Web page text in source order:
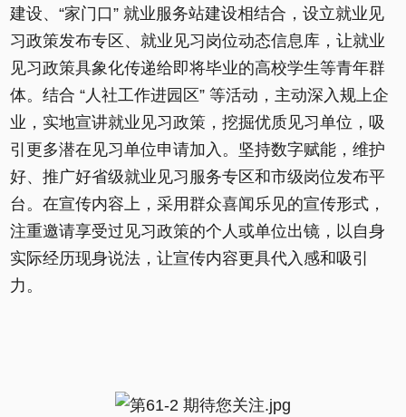
建设、“家门口” 就业服务站建设相结合，设立就业见
习政策发布专区、就业见习岗位动态信息库，让就业
见习政策具象化传递给即将毕业的高校学生等青年群
体。结合 “人社工作进园区” 等活动，主动深入规上企
业，实地宣讲就业见习政策，挖掘优质见习单位，吸
引更多潜在见习单位申请加入。坚持数字赋能，维护
好、推广好省级就业见习服务专区和市级岗位发布平
台。在宣传内容上，采用群众喜闻乐见的宣传形式，
注重邀请享受过见习政策的个人或单位出镜，以自身
实际经历现身说法，让宣传内容更具代入感和吸引
力。